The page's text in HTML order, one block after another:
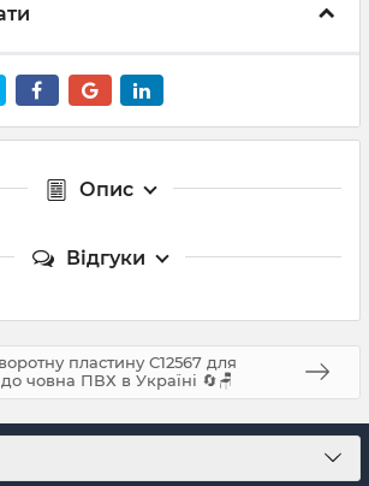
Опис
Відгуки
пластину C12567 для
човна ПВХ в Україні 🔄🪑